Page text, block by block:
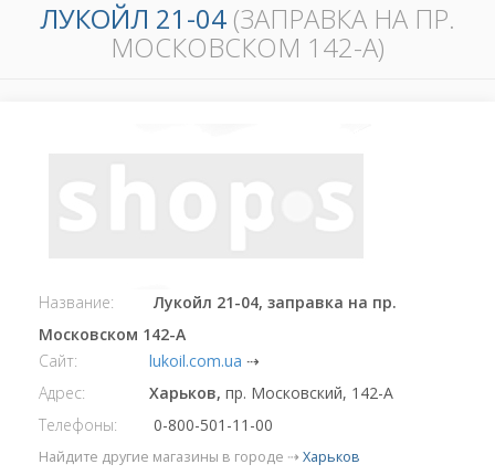
ЛУКОЙЛ 21-04 (ЗАПРАВКА НА ПР.
МОСКОВСКОМ 142-А)
Название:
Лукойл 21-04, заправка на пр.
Московском 142-А
Сайт:
lukoil.com.ua ⇢
Адрес:
Харьков, пр. Московский, 142-А
Телефоны:
0-800-501-11-00
Найдите другие магазины в городе ⇢ Харьков